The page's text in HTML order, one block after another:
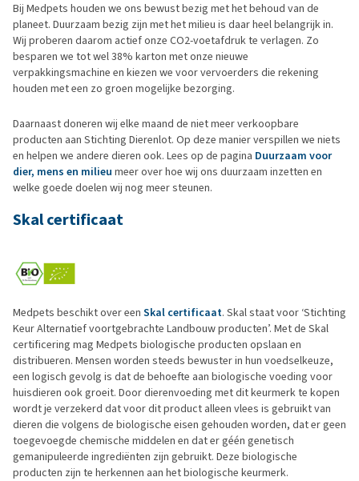
Bij Medpets houden we ons bewust bezig met het behoud van de
planeet. Duurzaam bezig zijn met het milieu is daar heel belangrijk in.
Wij proberen daarom actief onze CO2-voetafdruk te verlagen. Zo
besparen we tot wel 38% karton met onze nieuwe
verpakkingsmachine en kiezen we voor vervoerders die rekening
houden met een zo groen mogelijke bezorging.
Daarnaast doneren wij elke maand de niet meer verkoopbare
producten aan Stichting Dierenlot. Op deze manier verspillen we niets
en helpen we andere dieren ook. Lees op de pagina Duurzaam voor
dier, mens en milieu meer over hoe wij ons duurzaam inzetten en
welke goede doelen wij nog meer steunen.
Skal certificaat
Medpets beschikt over een Skal certificaat. Skal staat voor ‘Stichting
Keur Alternatief voortgebrachte Landbouw producten’. Met de Skal
certificering mag Medpets biologische producten opslaan en
distribueren. Mensen worden steeds bewuster in hun voedselkeuze,
een logisch gevolg is dat de behoefte aan biologische voeding voor
huisdieren ook groeit. Door dierenvoeding met dit keurmerk te kopen
wordt je verzekerd dat voor dit product alleen vlees is gebruikt van
dieren die volgens de biologische eisen gehouden worden, dat er geen
toegevoegde chemische middelen en dat er géén genetisch
gemanipuleerde ingrediënten zijn gebruikt. Deze biologische
producten zijn te herkennen aan het biologische keurmerk.